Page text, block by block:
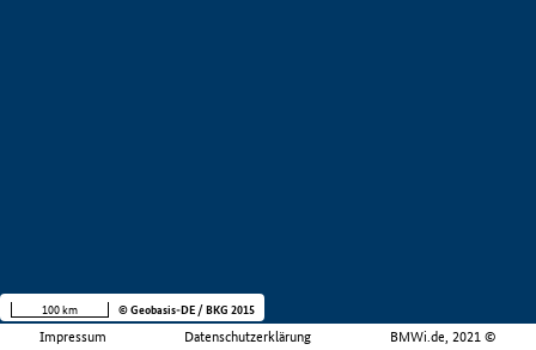
Impressum Datenschutzerklärung BMWi.de, 2021 ©
100 km © Geobasis-DE / BKG 2015